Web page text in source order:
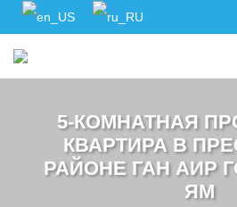
5-КОМНАТНАЯ
КВАРТИРА В
РАЙОНЕ ГАН АИР
ЯМ